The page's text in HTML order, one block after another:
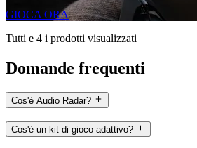
GIOCA ORA
Tutti e 4 i prodotti visualizzati
Domande frequenti
Cos'è Audio Radar?
Cos'è un kit di gioco adattivo?